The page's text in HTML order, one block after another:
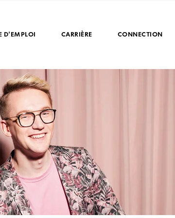
D'EMPLOI CARRIÈRE CONNECTION